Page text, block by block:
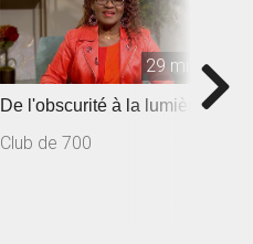
29 min
De l'obscurité à la lumière
Club de 700